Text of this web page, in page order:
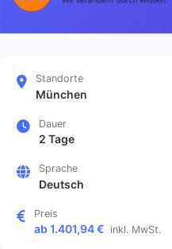
Standorte
München
Dauer
2 Tage
Sprache
Deutsch
Preis
ab 1.401,94 € inkl. MwSt.